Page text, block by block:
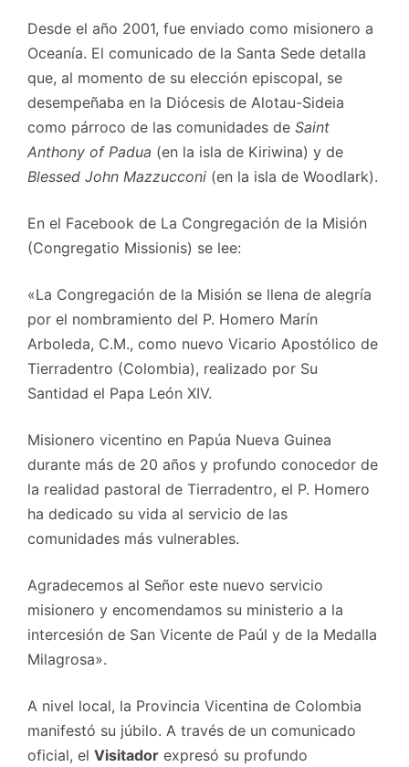
Desde el año 2001, fue enviado como misionero a
Oceanía. El comunicado de la Santa Sede detalla
que, al momento de su elección episcopal, se
desempeñaba en la Diócesis de Alotau-Sideia
como párroco de las comunidades de Saint
Anthony of Padua (en la isla de Kiriwina) y de
Blessed John Mazzucconi (en la isla de Woodlark).
En el Facebook de La Congregación de la Misión
(Congregatio Missionis) se lee:
«La Congregación de la Misión se llena de alegría
por el nombramiento del P. Homero Marín
Arboleda, C.M., como nuevo Vicario Apostólico de
Tierradentro (Colombia), realizado por Su
Santidad el Papa León XIV.
Misionero vicentino en Papúa Nueva Guinea
durante más de 20 años y profundo conocedor de
la realidad pastoral de Tierradentro, el P. Homero
ha dedicado su vida al servicio de las
comunidades más vulnerables.
Agradecemos al Señor este nuevo servicio
misionero y encomendamos su ministerio a la
intercesión de San Vicente de Paúl y de la Medalla
Milagrosa».
A nivel local, la Provincia Vicentina de Colombia
manifestó su júbilo. A través de un comunicado
oficial, el Visitador expresó su profundo